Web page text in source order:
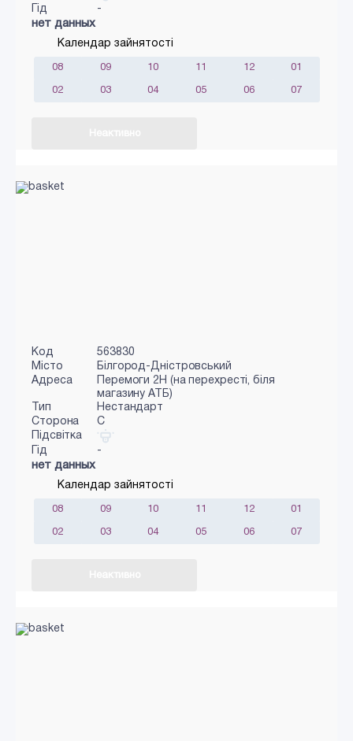
Гід
-
нет данных
Календар зайнятості
08 09 10 11 12 01
02 03 04 05 06 07
Код
563830
Місто
Білгород-Дністровський
Адреса
Перемоги 2Н (на перехресті, біля
магазину АТБ)
Тип
Нестандарт
Сторона
C
Підсвітка
Гід
-
нет данных
Календар зайнятості
08 09 10 11 12 01
02 03 04 05 06 07